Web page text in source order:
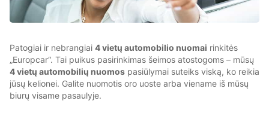
Patogiai ir nebrangiai 4 vietų automobilio nuomai rinkitės
„Europcar“. Tai puikus pasirinkimas šeimos atostogoms – mūsų
4 vietų automobilių nuomos pasiūlymai suteiks viską, ko reikia
jūsų kelionei. Galite nuomotis oro uoste arba viename iš mūsų
biurų visame pasaulyje.